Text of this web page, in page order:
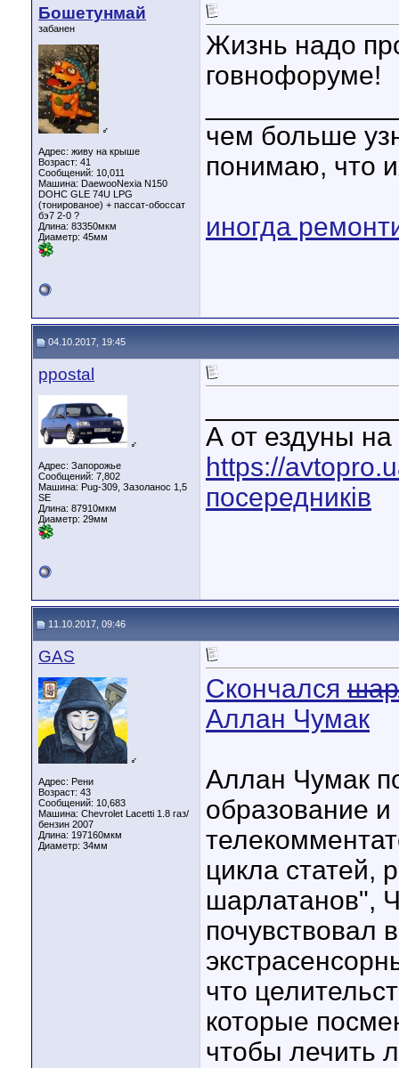
Бошетунмай
забанен
♂
Адрес: живу на крыше
Возраст: 41
Сообщений: 10,011
Машина: DaewooNexia N150
DOHC GLE 74U LPG
(тонированое) + пассат-обоссат
бэ7 2-0 ?
Длина: 83350мкм
Диаметр: 45мм
Жизнь надо
говнофоруме!
чем больше
понимаю, что
иногда
04.10.2017, 19:45
ppostal
♂
Адрес: Запорожье
Сообщений: 7,802
Машина: Pug-309, Зазоланос 1,5
SE
Длина: 87910мкм
Диаметр: 29мм
А от ездуны
https://
посередників
11.10.2017, 09:46
GAS
♂
Адрес: Рени
Возраст: 43
Сообщений: 10,683
Машина: Chevrolet Lacetti 1.8 газ/
бензин 2007
Длина: 197160мкм
Диаметр: 34мм
Скончался
Аллан Чумак
Аллан Чумак
образование
цикла статей,
шарлатанов",
почувствовал
что
которые
чтобы лечить